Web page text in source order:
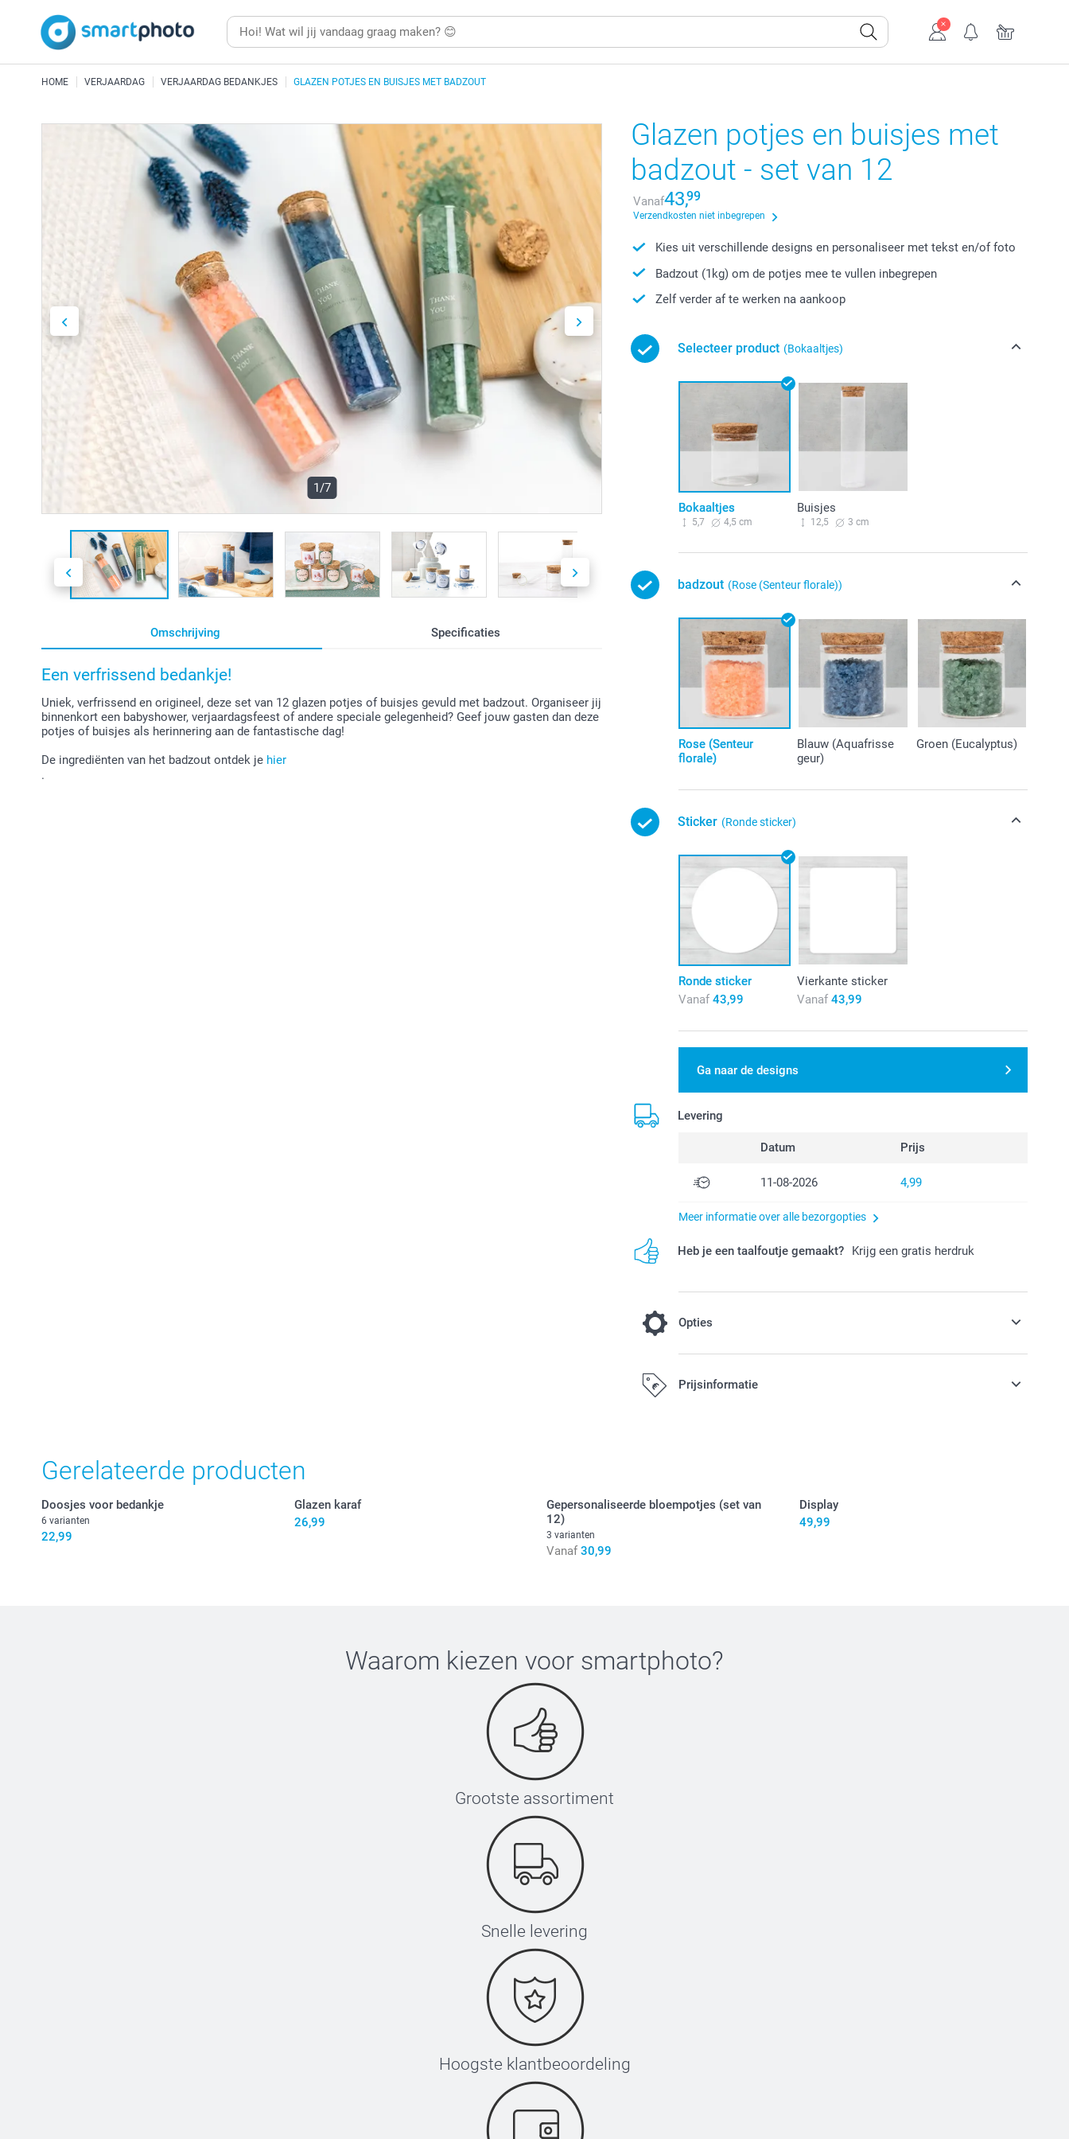
HOME VERJAARDAG VERJAARDAG BEDANKJES GLAZEN POTJES EN BUISJES MET BADZOUT
1/7
Omschrijving Specificaties
Een verfrissend bedankje!
Uniek, verfrissend en origineel, deze set van 12 glazen potjes of buisjes gevuld met badzout. Organiseer jij
binnenkort een babyshower, verjaardagsfeest of andere speciale gelegenheid? Geef jouw gasten dan deze
potjes of buisjes als herinnering aan de fantastische dag!
De ingrediënten van het badzout ontdek je hier
.
Glazen potjes en buisjes met
badzout - set van 12
Vanaf43,99
Verzendkosten niet inbegrepen
Kies uit verschillende designs en personaliseer met tekst en/of foto
Badzout (1kg) om de potjes mee te vullen inbegrepen
Zelf verder af te werken na aankoop
Selecteer product (Bokaaltjes)
Bokaaltjes
5,7 4,5 cm
Buisjes
12,5 3 cm
badzout (Rose (Senteur florale))
Rose (Senteur
florale)
Blauw (Aquafrisse
geur)
Groen (Eucalyptus)
Sticker (Ronde sticker)
Ronde sticker
Vanaf 43,99
Vierkante sticker
Vanaf 43,99
Ga naar de designs
Levering
Datum Prijs
11-08-2026 4,99
Meer informatie over alle bezorgopties
Heb je een taalfoutje gemaakt? Krijg een gratis herdruk
Opties
Voeg wat kleur toe aan je Potjes of Buisjes met
sticker
Roze
Prijsinformatie
Gerelateerde producten
Doosjes voor bedankje
6 varianten
22,99
Glazen karaf
26,99
Gepersonaliseerde bloempotjes (set van
12)
3 varianten
Vanaf 30,99
Display
49,99
Waarom kiezen voor smartphoto?
Grootste assortiment
Snelle levering
Hoogste klantbeoordeling